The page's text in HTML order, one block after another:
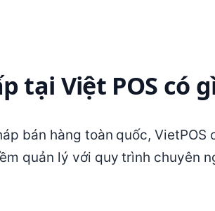
tại Việt POS có
bán hàng toàn quốc, VietPOS
quản lý với quy trình chuyên